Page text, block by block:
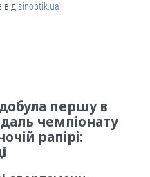
від sinoptik.ua
першу в
чемпіонату
рапірі: